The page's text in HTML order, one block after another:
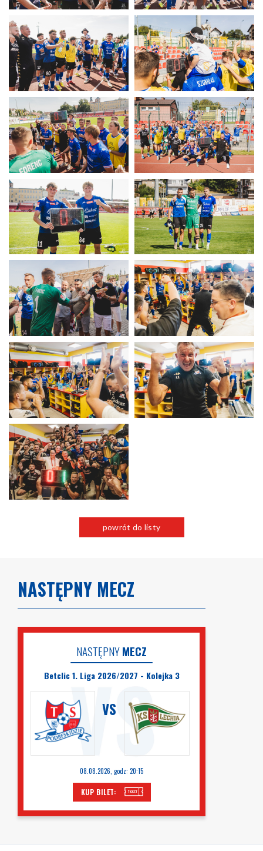
powrót do listy
NASTĘPNY MECZ
NASTĘPNYMECZ
Betclic 1. Liga 2026/2027 - Kolejka 3
VS
08.08.2026, godz: 20:15
KUP BILET: